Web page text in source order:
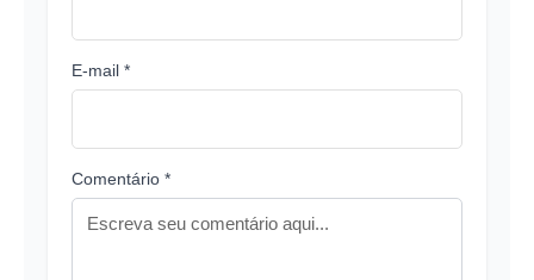
E-mail *
Comentário *